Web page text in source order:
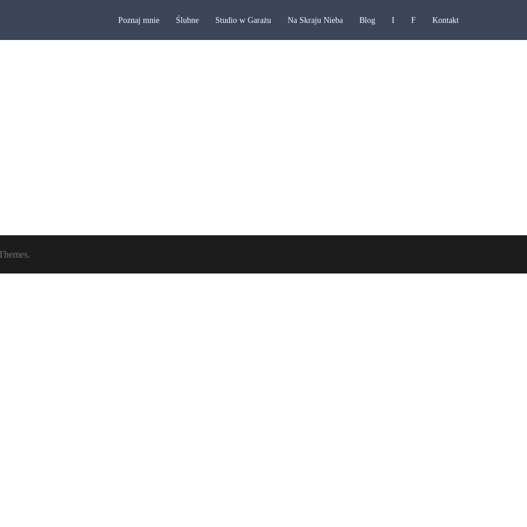
Poznaj mnie Ślubne Studio w Garażu Na Skraju Nieba Blog I F Kontakt